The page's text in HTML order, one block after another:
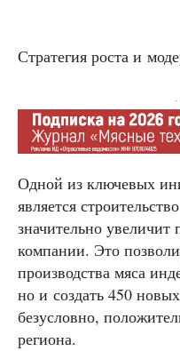
Стратегия роста и
-
Одной из ключевых
является
значительно
компании. Это
производства мяса
но и создать 450
безусловно,
региона.